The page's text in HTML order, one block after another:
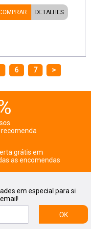
DETALHES
6 7 >
grátis em
as encomendas
em especial para si
OK